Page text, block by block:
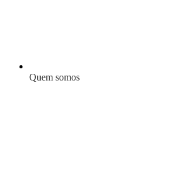
Quem somos